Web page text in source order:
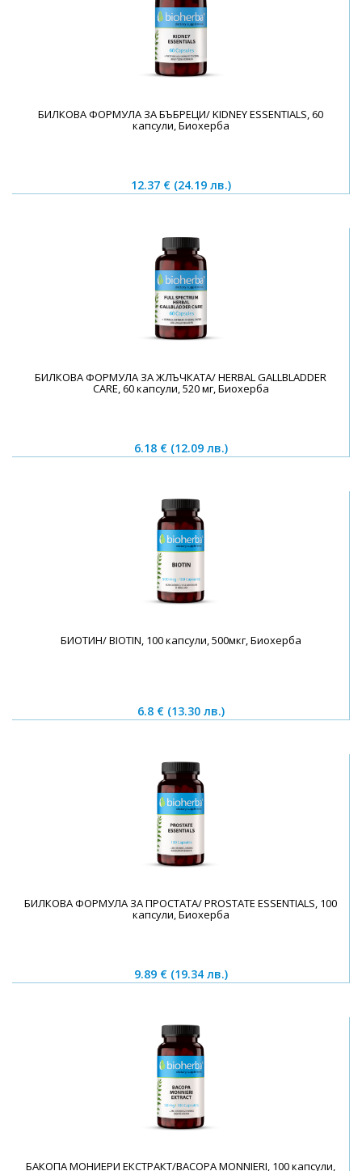
БИЛКОВА ФОРМУЛА ЗА БЪБРЕЦИ/ KIDNEY ESSENTIALS, 60
капсули, Биохерба
12.37 € (24.19 лв.)
БИЛКОВА ФОРМУЛА ЗА ЖЛЪЧКАТА/ HERBAL GALLBLADDER
CARE, 60 капсули, 520 мг, Биохерба
6.18 € (12.09 лв.)
БИОТИН/ BIOTIN, 100 капсули, 500мкг, Биохерба
6.8 € (13.30 лв.)
БИЛКОВА ФОРМУЛА ЗА ПРОСТАТА/ PROSTATE ESSENTIALS, 100
капсули, Биохерба
9.89 € (19.34 лв.)
БАКОПА МОНИЕРИ ЕКСТРАКТ/BACOPA MONNIERI, 100 капсули,